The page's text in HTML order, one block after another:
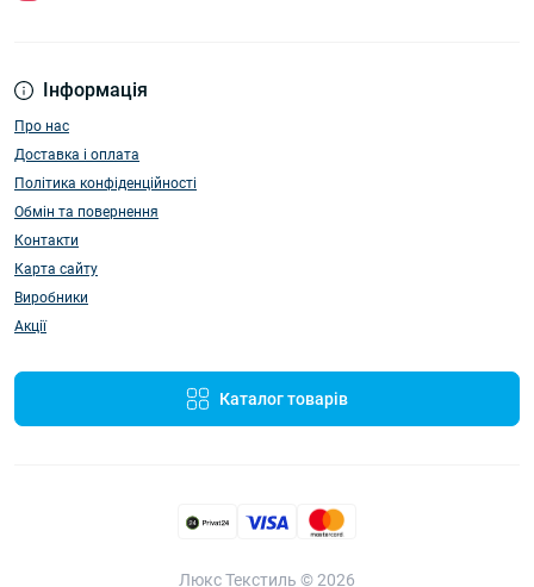
Інформація
Про нас
Доставка і оплата
Політика конфіденційності
Обмін та повернення
Контакти
Карта сайту
Виробники
Акції
Каталог товарів
Люкс Текстиль © 2026